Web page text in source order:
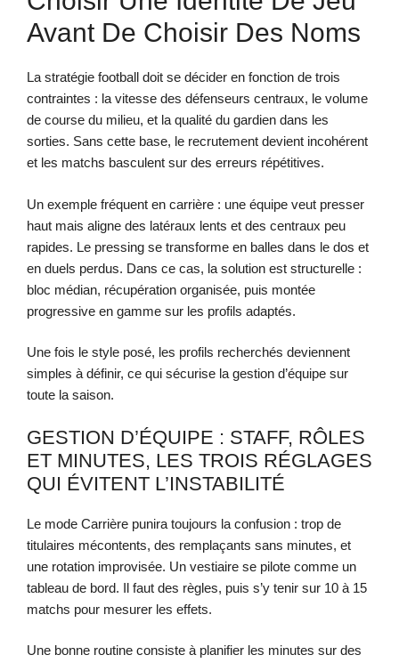
Avant De Choisir Des Noms
La stratégie football doit se décider en fonction de trois
contraintes : la vitesse des défenseurs centraux, le volume
de course du milieu, et la qualité du gardien dans les
sorties. Sans cette base, le recrutement devient incohérent
et les matchs basculent sur des erreurs répétitives.
Un exemple fréquent en carrière : une équipe veut presser
haut mais aligne des latéraux lents et des centraux peu
rapides. Le pressing se transforme en balles dans le dos et
en duels perdus. Dans ce cas, la solution est structurelle :
bloc médian, récupération organisée, puis montée
progressive en gamme sur les profils adaptés.
Une fois le style posé, les profils recherchés deviennent
simples à définir, ce qui sécurise la gestion d’équipe sur
toute la saison.
GESTION D’ÉQUIPE : STAFF, RÔLES
ET MINUTES, LES TROIS RÉGLAGES
QUI ÉVITENT L’INSTABILITÉ
Le mode Carrière punira toujours la confusion : trop de
titulaires mécontents, des remplaçants sans minutes, et
une rotation improvisée. Un vestiaire se pilote comme un
tableau de bord. Il faut des règles, puis s’y tenir sur 10 à 15
matchs pour mesurer les effets.
Une bonne routine consiste à planifier les minutes sur des